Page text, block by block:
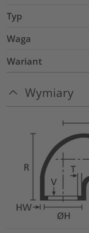
Typ
Waga
Wariant
Wymiary